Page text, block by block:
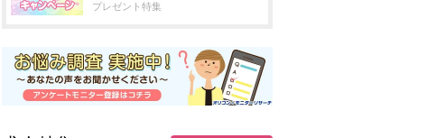
プレゼント特集